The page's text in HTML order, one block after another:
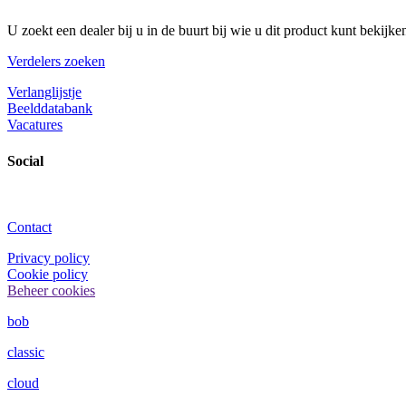
U zoekt een dealer bij u in de buurt bij wie u dit product kunt
Verdelers zoeken
Verlanglijstje
Beelddatabank
Vacatures
Social
Contact
Privacy policy
Cookie policy
Beheer cookies
bob
classic
cloud